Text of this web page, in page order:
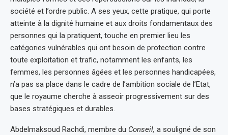
société et l’ordre public. A ses yeux, cette pratique, qui porte
atteinte à la dignité humaine et aux droits fondamentaux des
personnes qui la pratiquent, touche en premier lieu les
catégories vulnérables qui ont besoin de protection contre
toute exploitation et trafic, notamment les enfants, les
femmes, les personnes âgées et les personnes handicapées,
n’a pas sa place dans le cadre de l’ambition sociale de l’Etat,
que le royaume cherche à asseoir progressivement sur des
bases stratégiques et durables.
Abdelmaksoud Rachdi, membre du Conseil, a souligné de son